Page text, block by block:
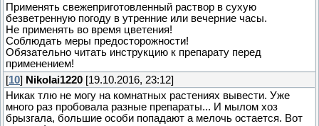
Применять свежеприготовленный раствор в сухую
безветренную погоду в утренние или вечерние часы.
Не применять во время цветения!
Соблюдать меры предосторожности!
Обязательно читать инструкцию к препарату перед
применением!
[10] Nikolai1220 [19.10.2016, 23:12]
Никак тлю не могу на комнатных растениях вывести. Уже
много раз пробовала разные препараты... И мылом хоз
брызгала, большие особи попадают а мелочь остается. Вот